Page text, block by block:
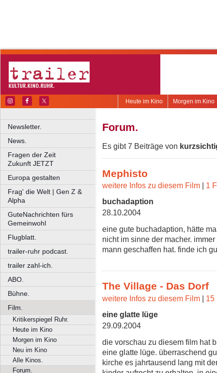
Morgen im Kino
Heute im Kino
Newsletter.
News.
Fragen der Zeit
Zukunft JETZT
Europa gestalten
Frag' die Welt | Gen Z &
Alpha
GuteNachrichten fürs
Gemeinwohl
Flugblatt.
trailer-ruhr podcast.
trailer zahl-ich.
ABO.
Bühne.
Film.
Kritikerspiegel Ruhr.
Heute im Kino
Morgen im Kino
Neu im Kino
Alle Kinos.
Forum.
Forum.
Es gibt 7 Beiträge von
Mephisto
weitere Infos zu diesem Film | 1
buchadaption
28.10.2004
eine gute buchadaption, hätte
nicht im sinne der macher.
mann geschaffen hat. finde ich
The Village - Das Dorf
weitere Infos zu diesem Film | 15
eine glatte lüge
29.09.2004
die vorschau zu diesem film hat
eine glatte lüge. überraschend
kirche es jahrtausend lang mit